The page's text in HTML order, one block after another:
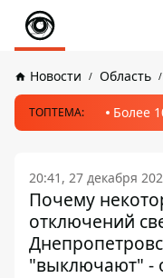
Новости Область
ТОПТЕМА: Более
20:41, 27 декабря
Почему
отключений
"выключают" -